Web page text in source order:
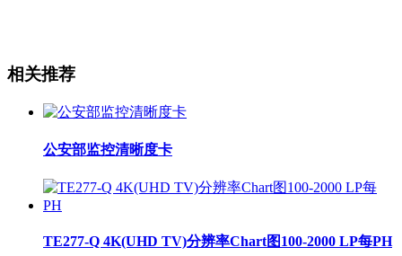
相关推荐
公安部监控清晰度卡
TE277-Q 4K(UHD TV)分辨率Chart图100-2000 LP每PH